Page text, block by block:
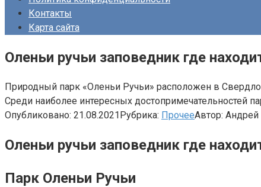
Контакты
Карта сайта
Оленьи ручьи заповедник где
Природный парк «Оленьи Ручьи» расположен в
Среди наиболее интересных достопримечательностей
Опубликовано: 21.08.2021Рубрика: ПрочееАвтор: Андрей
Оленьи ручьи заповедник где
Парк Оленьи Ручьи